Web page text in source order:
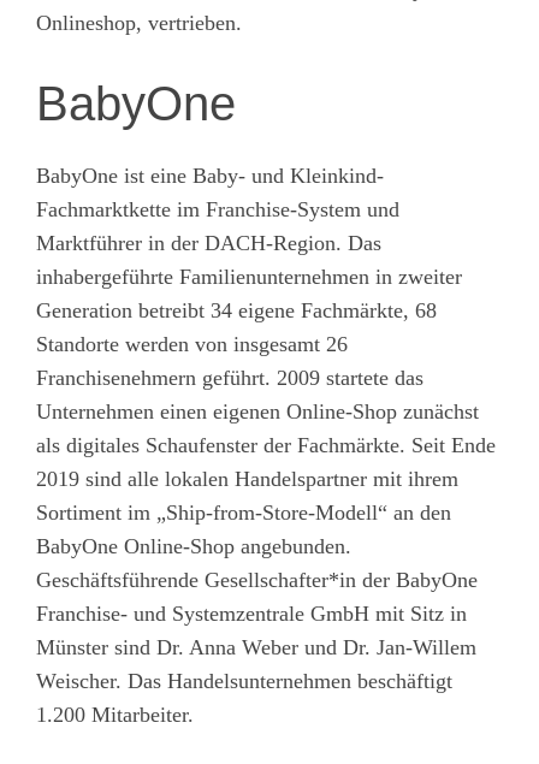
Onlineshop, vertrieben.
BabyOne
BabyOne ist eine Baby- und Kleinkind-
Fachmarktkette im Franchise-System und
Marktführer in der DACH-Region. Das
inhabergeführte Familienunternehmen in zweiter
Generation betreibt 34 eigene Fachmärkte, 68
Standorte werden von insgesamt 26
Franchisenehmern geführt. 2009 startete das
Unternehmen einen eigenen Online-Shop zunächst
als digitales Schaufenster der Fachmärkte. Seit Ende
2019 sind alle lokalen Handelspartner mit ihrem
Sortiment im „Ship-from-Store-Modell“ an den
BabyOne Online-Shop angebunden.
Geschäftsführende Gesellschafter*in der BabyOne
Franchise- und Systemzentrale GmbH mit Sitz in
Münster sind Dr. Anna Weber und Dr. Jan-Willem
Weischer. Das Handelsunternehmen beschäftigt
1.200 Mitarbeiter.